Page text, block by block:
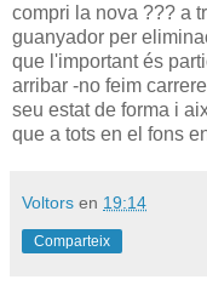
compri la nova ??? a
guanyador per
que l'important és
arribar -no feim
seu estat de forma i
que a tots en el fons
Voltors en 19:14
Comparteix